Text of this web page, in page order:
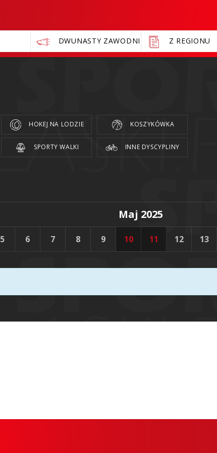
DWUNASTY ZAWODNIK Z REGIONU
HOKEJ NA LODZIE KOSZYKÓWKA
SPORTY WALKI INNE DYSCYPLINY
Maj 2025
5 6 7 8 9 10 11 12 13